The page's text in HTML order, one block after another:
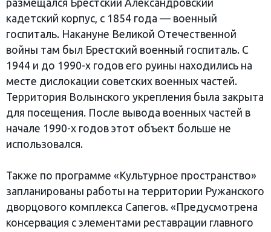
размещался Брестский Александровский
кадетский корпус, с 1854 года — военный
госпиталь. Накануне Великой Отечественной
войны там был Брестский военный госпиталь. С
1944 и до 1990-х годов его руины находились на
месте дислокации советских военных частей.
Территория Волынского укрепления была закрыта
для посещения. После вывода военных частей в
начале 1990-х годов этот объект больше не
использовался.
Также по программе «Культурное пространство»
запланированы работы на территории Ружанского
дворцового комплекса Сапегов. «Предусмотрена
консервация с элементами реставрации главного